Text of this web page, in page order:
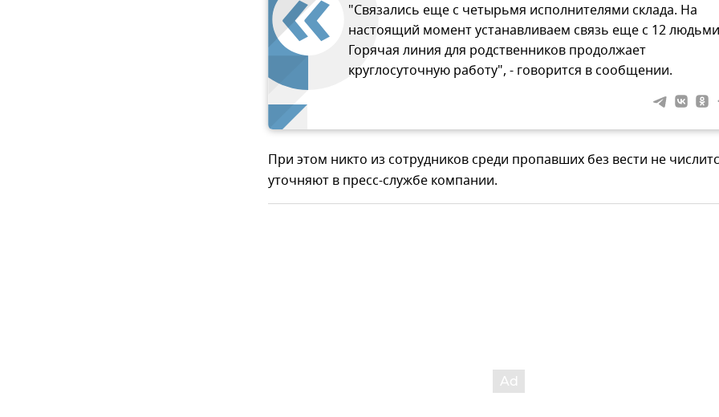
"Связались еще с четырьмя исполнителями склада. На
настоящий момент устанавливаем связь еще с 12
Горячая линия для родственников продолжает
круглосуточную работу", - говорится в сообщении.
При этом никто из сотрудников среди пропавших без вести не
уточняют в пресс-службе компании.